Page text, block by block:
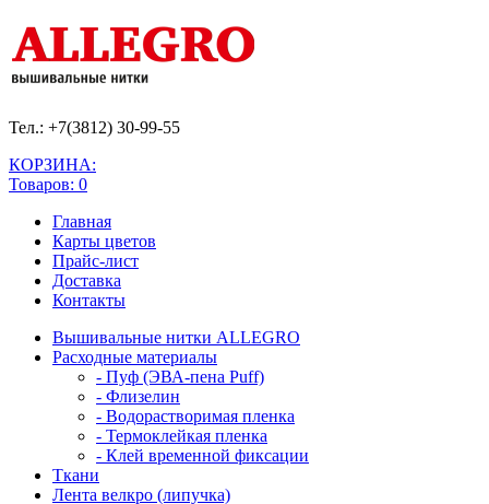
Тел.: +7(3812) 30-99-55
КОРЗИНА:
Товаров: 0
Главная
Карты цветов
Прайс-лист
Доставка
Контакты
Вышивальные нитки ALLEGRO
Расходные материалы
- Пуф (ЭВА-пена Puff)
- Флизелин
- Водорастворимая пленка
- Термоклейкая пленка
- Клей временной фиксации
Ткани
Лента велкро (липучка)